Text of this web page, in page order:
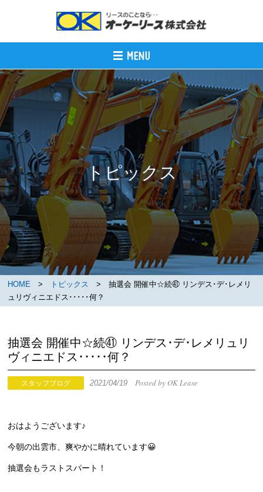
トピックス
HOME > トピックス > 抽選会 開催中☆続㊶ リンデス･デ･レメリ
ュリヴィニエドス･････何？
抽選会 開催中☆続㊶ リンデス･デ･レメリュリ
ヴィニエドス･････何？
スタッフブログ 2021/04/19Posted by OK Lease
おはようございます♪
今朝の出雲市、爽やかに晴れています😀
抽選会もラストスパート！